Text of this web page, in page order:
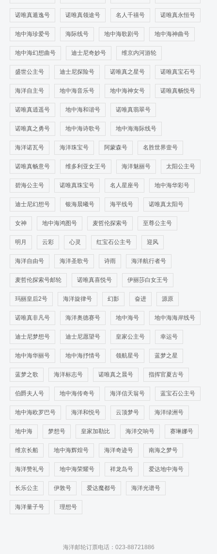
诺唯真遁逸号 诺唯真领途号 名人千禧号 诺唯真永恒号
地中海珍爱号 海际线号 地中海歌剧号 地中海神曲号
地中海幻想曲号 迪士尼奇妙号 维京内河游轮
盛世公主号 迪士尼探险号 诺唯真之星号 诺唯真宝石号
海洋自主号 地中海音乐号 地中海神女号 诺唯真畅悦号
诺唯真逍遥号 地中海和谐号 诺唯真翡翠号
诺唯真之勇号 地中海诗歌号 地中海海际线号
海洋诺瓦号 海洋珠宝号 阿蒙森号 名胜世界壹号
诺唯真畅意号 维多利亚女王号 海洋魅丽号 太阳公主号
碧海公主号 诺唯真珠宝号 名人星座号 地中海华彩号
迪士尼幻想号 银海晨曦号 海平线号 诺唯真太阳号
女神 地中海鸿图号 麦哲伦探索号 至尊公主号
明月 云彩 心灵 红宝石公主号 迎风
海洋自由号 海洋圣歌号 诗雨 海洋航行者号
麦哲伦探索号邮轮 诺唯真喜悦号 伊丽莎白女王号
玛丽皇后2号 海洋旋律号 幻影 奋进 源原
诺唯真非凡号 海洋奥德赛号 地中海号 地中海海岸线号
迪士尼梦想号 迪士尼愿望号 皇家公主号 幸运号
地中海华丽号 地中海抒情号 领航星号 蓝梦之星
蓝梦之歌 海洋标志号 诺唯真之晨号 指挥官夏古号
伯爵夫人号 地中海传奇号 海洋信天翁号 蓝宝石公主号
地中海欧罗巴号 海洋和悦号 云顶梦号 海洋绿洲号
地中海 梦想号 皇家加勒比 海洋交响号 赛琳娜号
维京长船 地中海辉煌号 海洋奇迹号 南海之梦号
海洋赞礼号 地中海荣耀号 祥龙岛号 爱达地中海号
长乐公主 伊敦号 爱达魔都号 海洋光谱号
海洋量子号 理想号
海洋邮轮订票电话：023-88721886